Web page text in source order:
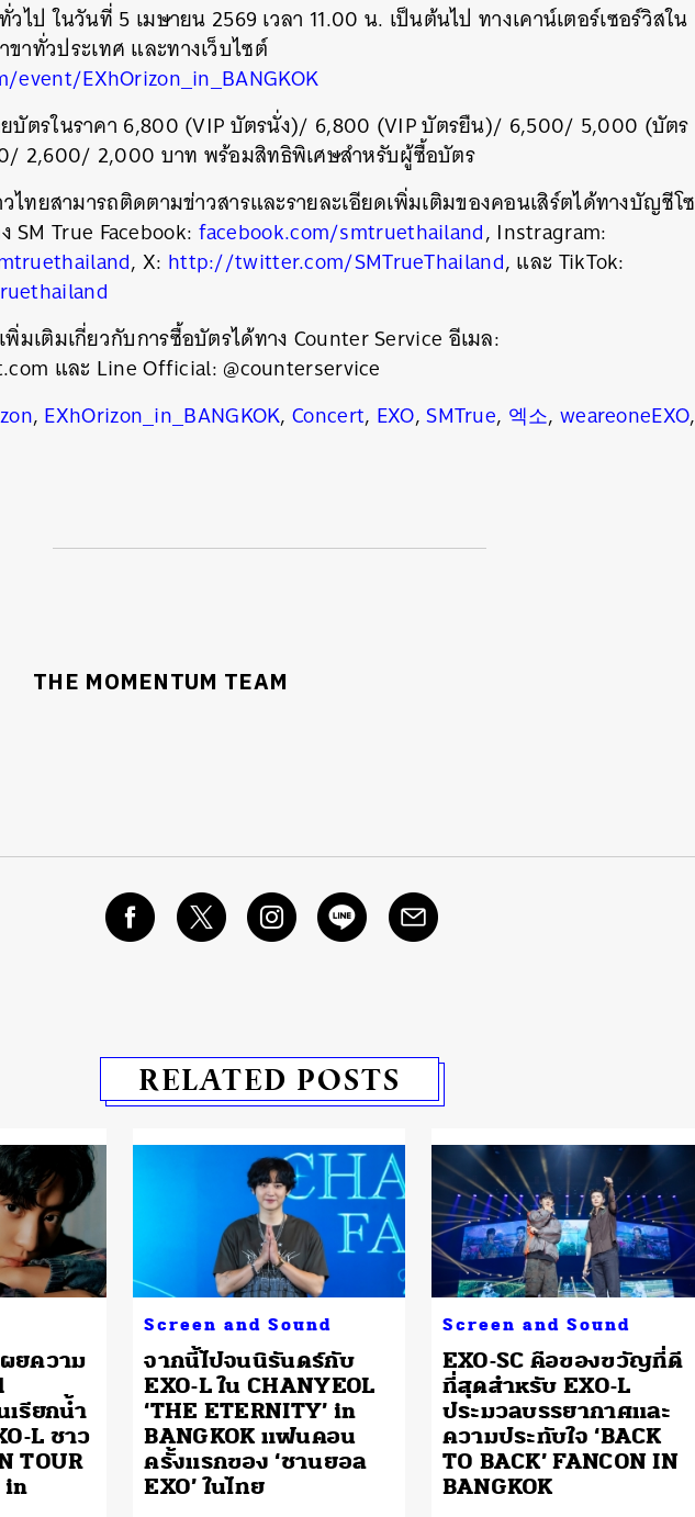
ไป ในวันที่ 5 เมษายน 2569 เวลา 11.00 น. เป็นต้นไป ทางเคาน์เตอร์เซอร์วิสใน
าทั่วประเทศ และทางเว็บไซต์
event/EXhOrizon_in_BANGKOK
บัตรในราคา 6,800 (VIP บัตรนั่ง)/ 6,800 (VIP บัตรยืน)/ 6,500/ 5,000 (บัตร
2,600/ 2,000 บาท พร้อมสิทธิพิเศษสำหรับผู้ซื้อบัตร
ไทยสามารถติดตามข่าวสารและรายละเอียดเพิ่มเติมของคอนเสิร์ตได้ทางบัญชีโซ
SM True Facebook: facebook.com/smtruethailand, Instragram:
, X: http://twitter.com/SMTrueThailand, และ TikTok:
มเติมเกี่ยวกับการซื้อบัตรได้ทาง Counter Service อีเมล:
และ Line Official: @counterservice
, EXhOrizon_in_BANGKOK,Concert, EXO,SMTrue, 엑소, weareoneEXO,
THE MOMENTUM TEAM
RELATED POSTS
ยความ
เรียกน้ำ
L ชาว
TOUR
in
Screen and Sound
จากนี้ไปจนนิรันดร์กับ
EXO-L ใน CHANYEOL
‘THE ETERNITY’ in
BANGKOK แฟนคอน
ครั้งแรกของ ‘ชานยอล
EXO’ ในไทย
Screen and Sound
EXO-SC คือของขวัญที่ดี
ที่สุดสำหรับ EXO-L
ประมวลบรรยากาศและ
ความประทับใจ ‘BACK
TO BACK’ FANCON IN
BANGKOK